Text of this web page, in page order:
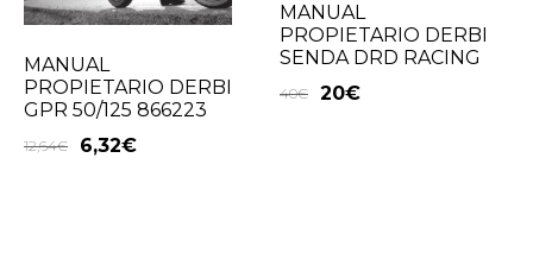
MANUAL
PROPIETARIO DERBI
GPR 50/125 866223
12,64€ 6,32€
MANUAL
PROPIETARIO DERBI
SENDA DRD RACING
40€ 20€